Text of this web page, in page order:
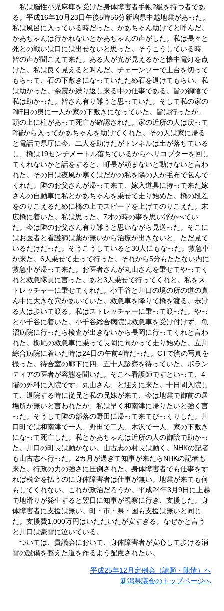
私は脳性小児麻痺を受けた身体障害者手帳2級を持つ者であ
る。平成16年10月23日午後5時56分新潟県中越地震があった。
私は風呂に入っている時だった。かあちゃん助けてと呼んだ。
かあちゃんは行かれないとかあちゃんの声がした。私は長々と
死との戦いは口には出せないと思った。そうこうしている時、
皆の声が聞こえて来た。ある人が光が見えるかと懐中電灯を点
けた。私は良く見えると叫んだ。チェーンソーで土台を切って
もらって、石の下敷きになっていたため石を退けてもらい、私
は助かった。余震が繰り返し来る中の仕事である。皆の御陰で
私は助かった。皆さん有り難うと思っていた。そして私の家の
2軒目の奥に一人が家の下敷きになっていた。皆は行ったが、
頭の上に柱があって死亡が確認された。家の近所の人は戻って
2階から入ってかあちゃんを助けてくれた。その人は家に帰る
と電話で県庁に今、二人を助けたがトンネルは土が落ちている
し、橋は19センチメートル落ちているからヘリコプターを回し
てくれないかと話をすると、町長が頼まないと動けないと言わ
れた。その日は夜風が寒くはだかの私を隣の人が毛布で包んで
くれた。隣のお父さんが帰って来て、嫁入道具に持って来た嫁
さんの自動車に私とかあちゃんを乗せて走り始めた。橋の段差
をのりこえるために橋の上でスピードを上げてのりこえた。末
広橋に着いた。私は思った。7才の時の事を思い浮かべてい
た。今は隣のお父さん有り難うと思いながら見送った。そこに
はお医者と看護師は薬が無いから治療が出きないと、ただ見て
いるだけだった。そうこうしていると30人にもなった。救急車
が来た。6人乗せて走って行った。それから5分もたたない内に
救急車が帰って来た。お医者さんが丸山さんを乗せてやってく
れと救急隊員に言った。あと3人乗せて行ってくれと。私をス
トレッチャーに乗せてくれた。小千谷と川口の境の所の道の真
ん中に大きな穴があいていた。救急車を降りて橋を渡る。歩け
る人は歩いて渡る。私はストレッチャーに乗って渡った。やっ
と小千谷に着いた。小千谷総合病院は救急車を受け付けず、魚
沼病院に行ったら検査が出きないから長岡に行ってくれと言わ
れた。栃尾の救急車に乗って長岡に向かって走り始めた。立川
綜合病院に着いた時は24日の午前4時だった。CTで胸の写真を
撮った。待合室の廊下に四、五十人診察を待っていた。ボラン
ティアの医者が容態を聞いた。そこへ看護師ですといって、4
階の外科に入院です、丸山さん、と迎えに来た。十日間入院し
て、退院する時に従兄と私の兄妹が来て、今は地震で御前の居
場所が無いと言われたが、私は早く和南津に帰りたいと強く言
った。そうして隣の部落の野田に帰って来てびっくりした。川
口町では和南津で一人、野田で二人、木沢で一人、家の下敷き
になって死亡した。私とかあちゃんは近所の人の御陰で助かっ
た。川口の町長は動かない。山古志の村長は動く。NHKの記者
も山古志へ行った。2カ月が過ぎて知事が来たらNHKの記者も
来た。行政の力の強さに圧倒された。身体障害者でも仕事をす
れば税金を払うのに身体障害者は仕事が無い。地震が来ても何
もしてくれない。これが政治だろうか。平成24年3月9日に上越
で地滑りが発生すると翌日に知事が視察に行き、支援した。身
体障害者に支援は無い。町・市・県・国も支援は無いと同じ
だ。支援費1,000万円はいただいたが安すぎる。なぜかと言う
と川口は豪雪に泣いている。
ついては、貴議会において、身体障害者が安心して歩ける消
雪の設備を整えた道を作るよう配慮されたい。
平成25年12月定例会（請願・陳情）へ
新潟県議会のトップページへ